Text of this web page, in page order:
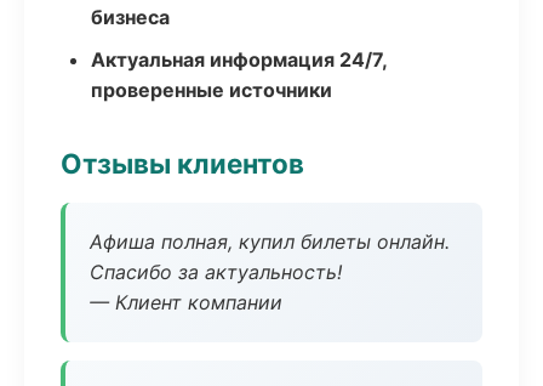
бизнеса
Актуальная информация 24/7,
проверенные источники
Отзывы клиентов
Афиша полная, купил билеты онлайн.
Спасибо за актуальность!
— Клиент компании